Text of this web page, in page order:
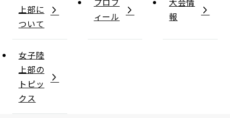
上部に
ついて
ィール
報
女子陸
上部の
トピッ
クス